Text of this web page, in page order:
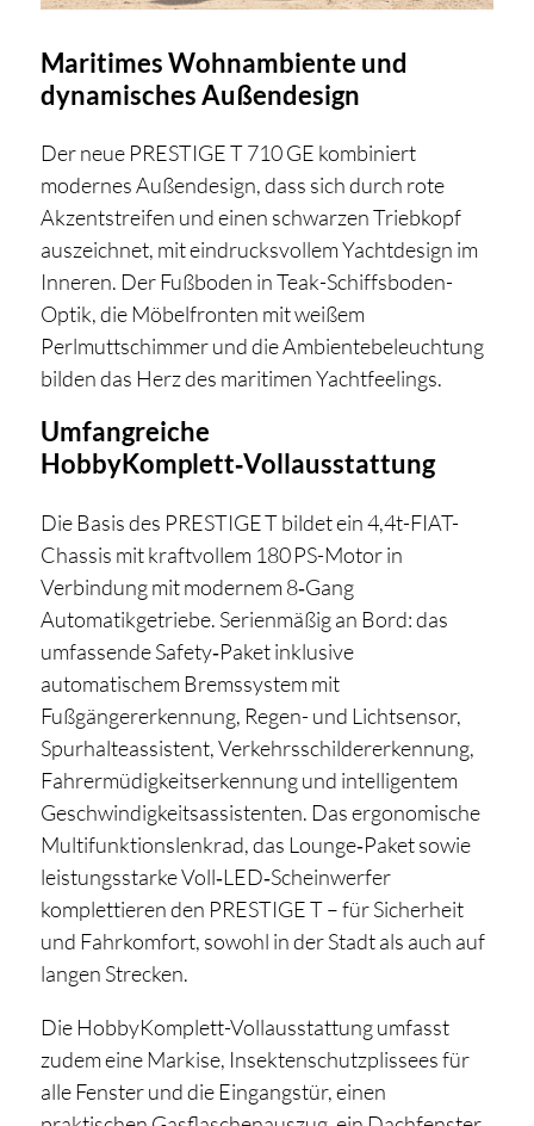
Maritimes Wohnambiente und
dynamisches Außendesign
Der neue PRESTIGE T 710 GE kombiniert
modernes Außendesign, dass sich durch rote
Akzentstreifen und einen schwarzen Triebkopf
auszeichnet, mit eindrucksvollem Yachtdesign im
Inneren. Der Fußboden in Teak-Schiffsboden-
Optik, die Möbelfronten mit weißem
Perlmuttschimmer und die Ambientebeleuchtung
bilden das Herz des maritimen Yachtfeelings.
Umfangreiche
HobbyKomplett‑Vollausstattung
Die Basis des PRESTIGE T bildet ein 4,4t-FIAT-
Chassis mit kraftvollem 180 PS-Motor in
Verbindung mit modernem 8‑Gang
Automatikgetriebe. Serienmäßig an Bord: das
umfassende Safety‑Paket inklusive
automatischem Bremssystem mit
Fußgängererkennung, Regen- und Lichtsensor,
Spurhalteassistent, Verkehrsschildererkennung,
Fahrermüdigkeitserkennung und intelligentem
Geschwindigkeitsassistenten. Das ergonomische
Multifunktionslenkrad, das Lounge‑Paket sowie
leistungsstarke Voll‑LED‑Scheinwerfer
komplettieren den PRESTIGE T – für Sicherheit
und Fahrkomfort, sowohl in der Stadt als auch auf
langen Strecken.
Die HobbyKomplett-Vollausstattung umfasst
zudem eine Markise, Insektenschutzplissees für
alle Fenster und die Eingangstür, einen